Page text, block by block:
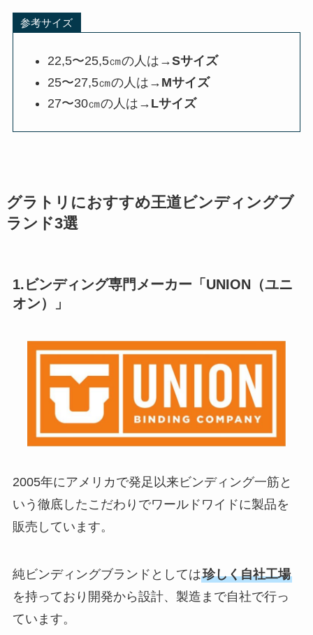
参考サイズ
22,5〜25,5㎝の人は→Sサイズ
25〜27,5㎝の人は→ Mサイズ
27〜30㎝の人は→ Lサイズ
グラトリにおすすめ王道ビンディングブ
ランド3選
1.ビンディング専門メーカー「UNION（ユニ
オン）」
2005年にアメリカで発足以来ビンディング一筋と
いう徹底したこだわりでワールドワイドに製品を
販売しています。
純ビンディングブランドとしては珍しく自社工場
を持っており開発から設計、製造まで自社で行っ
ています。